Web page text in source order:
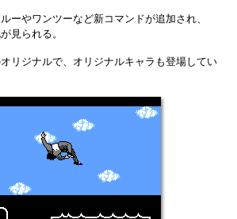
ーやワンツーなど新コマンドが追加され、
見られる。
リジナルで、オリジナルキャラも登場してい